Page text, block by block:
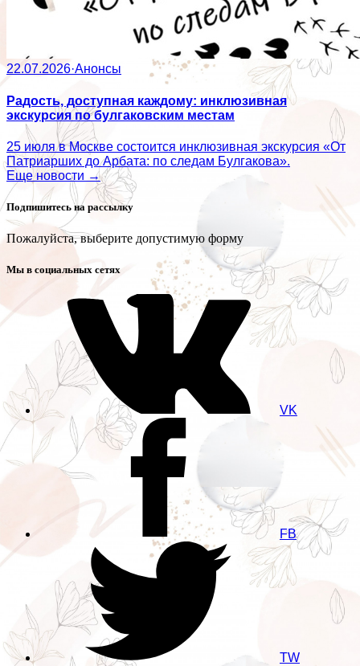
22.07.2026·Анонсы
Радость, доступная каждому: инклюзивная
экскурсия по булгаковским местам
25 июля в Москве состоится инклюзивная экскурсия «От
Патриарших до Арбата: по следам Булгакова».
Еще новости →
Подпишитесь на рассылку
Пожалуйста, выберите допустимую форму
Мы в социальных сетях
VK
FB
TW